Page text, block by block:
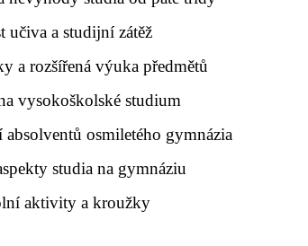
učiva a studijní zátěž
a rozšířená výuka předmětů
vysokoškolské studium
absolventů osmiletého gymnázia
studia na gymnáziu
aktivity a kroužky